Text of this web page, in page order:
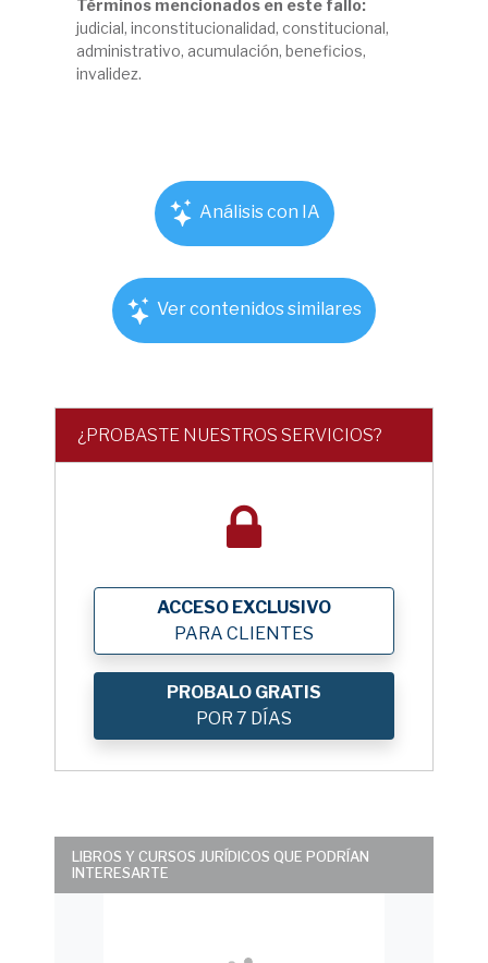
Términos mencionados en este fallo:
judicial, inconstitucionalidad, constitucional,
administrativo, acumulación, beneficios,
invalidez.
Análisis con IA
Ver contenidos similares
¿PROBASTE NUESTROS SERVICIOS?
ACCESO EXCLUSIVO
PARA CLIENTES
PROBALO GRATIS
POR 7 DÍAS
LIBROS Y CURSOS JURÍDICOS QUE PODRÍAN
INTERESARTE